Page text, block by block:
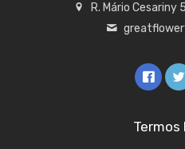
R. Mário Cesariny
Termos